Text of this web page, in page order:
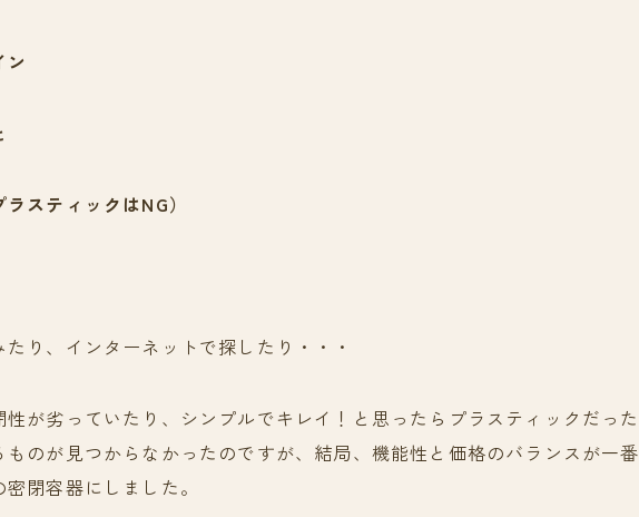
ン
スティックはNG）
り、インターネットで探したり・・・
性が劣っていたり、シンプルでキレイ！と思ったらプラスティックだった
ものが見つからなかったのですが、結局、機能性と価格のバランスが一番
閉容器にしました。